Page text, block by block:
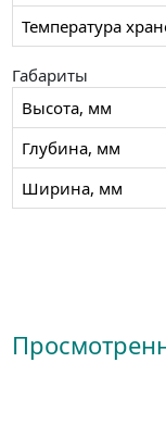
Температура
Габариты
Высота, мм
Глубина, мм
Ширина, мм